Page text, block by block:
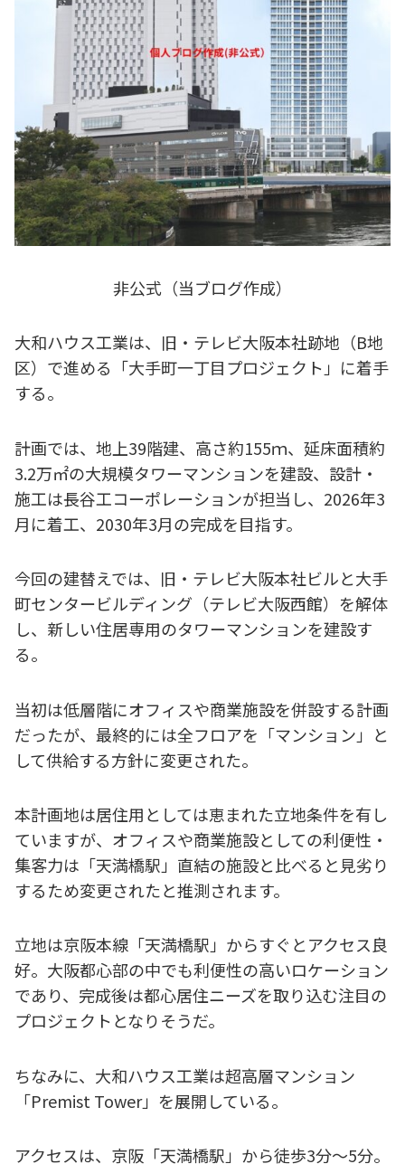
非公式（当ブログ作成）
大和ハウス工業は、旧・テレビ大阪本社跡地（B地
区）で進める「大手町一丁目プロジェクト」に着手
する。
計画では、地上39階建、高さ約155ｍ、延床面積約
3.2万㎡の大規模タワーマンションを建設、設計・
施工は長谷工コーポレーションが担当し、2026年3
月に着工、2030年3月の完成を目指す。
今回の建替えでは、旧・テレビ大阪本社ビルと大手
町センタービルディング（テレビ大阪西館）を解体
し、新しい住居専用のタワーマンションを建設す
る。
当初は低層階にオフィスや商業施設を併設する計画
だったが、最終的には全フロアを「マンション」と
して供給する方針に変更された。
本計画地は居住用としては恵まれた立地条件を有し
ていますが、オフィスや商業施設としての利便性・
集客力は「天満橋駅」直結の施設と比べると見劣り
するため変更されたと推測されます。
立地は京阪本線「天満橋駅」からすぐとアクセス良
好。大阪都心部の中でも利便性の高いロケーション
であり、完成後は都心居住ニーズを取り込む注目の
プロジェクトとなりそうだ。
ちなみに、大和ハウス工業は超高層マンション
「Premist Tower」を展開している。
アクセスは、京阪「天満橋駅」から徒歩3分～5分。